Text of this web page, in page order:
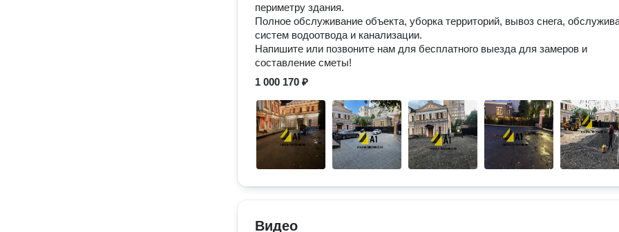
периметру здания.
Полное обслуживание объекта, уборка территорий, вывоз снега,
систем водоотвода и канализации.
Напишите или позвоните нам для бесплатного выезда для замеров и
составление сметы!
1 000 170 ₽
Видео